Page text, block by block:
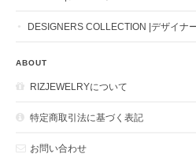
DESIGNERS COLLECTION |デザイナ
ABOUT
RIZJEWELRYについて
特定商取引法に基づく表記
お問い合わせ